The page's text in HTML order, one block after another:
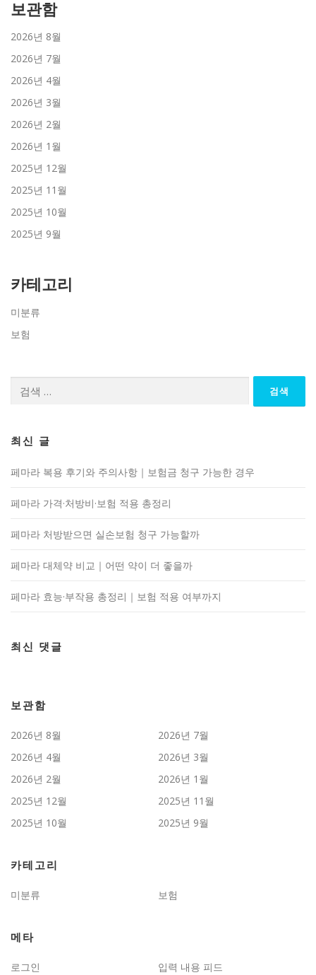
보관함
2026년 8월
2026년 7월
2026년 4월
2026년 3월
2026년 2월
2026년 1월
2025년 12월
2025년 11월
2025년 10월
2025년 9월
카테고리
미분류
보험
최신 글
페마라 복용 후기와 주의사항｜보험금 청구 가능한 경우
페마라 가격·처방비·보험 적용 총정리
페마라 처방받으면 실손보험 청구 가능할까
페마라 대체약 비교｜어떤 약이 더 좋을까
페마라 효능·부작용 총정리｜보험 적용 여부까지
최신 댓글
보관함
2026년 8월
2026년 7월
2026년 4월
2026년 3월
2026년 2월
2026년 1월
2025년 12월
2025년 11월
2025년 10월
2025년 9월
카테고리
미분류 보험
메타
로그인 입력 내용 피드